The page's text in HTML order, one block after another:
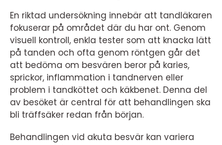
En riktad undersökning innebär att tandläkaren
fokuserar på området där du har ont. Genom
visuell kontroll, enkla tester som att knacka lätt
på tanden och ofta genom röntgen går det
att bedöma om besvären beror på karies,
sprickor, inflammation i tandnerven eller
problem i tandköttet och käkbenet. Denna del
av besöket är central för att behandlingen ska
bli träffsäker redan från början.
Behandlingen vid akuta besvär kan variera